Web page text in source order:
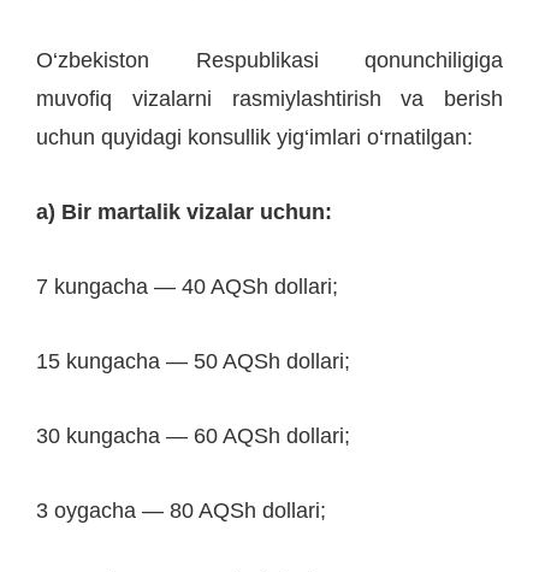
O‘zbekiston Respublikasi qonunchiligiga
muvofiq vizalarni rasmiylashtirish va berish
uchun quyidagi konsullik yig‘imlari o‘rnatilgan:
a) Bir martalik vizalar uchun:
7 kungacha — 40 AQSh dollari;
15 kungacha — 50 AQSh dollari;
30 kungacha — 60 AQSh dollari;
3 oygacha — 80 AQSh dollari;